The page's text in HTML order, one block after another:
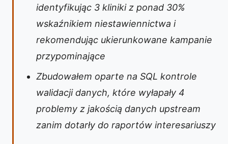
identyfikując 3 kliniki z ponad 30%
wskaźnikiem niestawiennictwa i
rekomendując ukierunkowane kampanie
przypominające
Zbudowałem oparte na SQL kontrole
walidacji danych, które wyłapały 4
problemy z jakością danych upstream
zanim dotarły do raportów interesariuszy